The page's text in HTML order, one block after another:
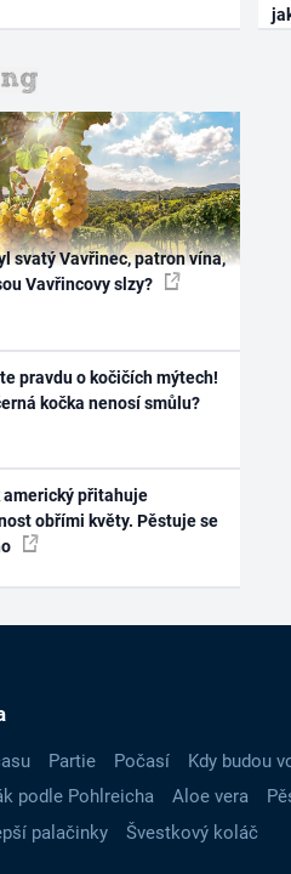
svatý Vavřinec, patron vína,
Vavřincovy slzy?
pravdu o kočičích mýtech!
kočka nenosí smůlu?
americký přitahuje
obřími květy. Pěstuje se
Partie Počasí Kdy budou
podle Pohlreicha Aloe vera
palačinky Švestkový koláč